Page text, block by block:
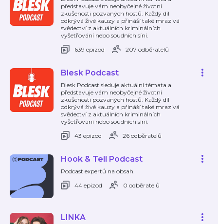
představuje vám neobyčejné životní
zkušenosti pozvaných hostů. Každý díl
odkrývá živé kauzy a přináší také mrazivá
svědectví z aktuálních kriminálních
vyšetřování nebo soudních síní.
639 epizod
207 odběratelů
Blesk Podcast
Blesk Podcast sleduje aktuální témata a
představuje vám neobyčejné životní
zkušenosti pozvaných hostů. Každý díl
odkrývá živé kauzy a přináší také mrazivá
svědectví z aktuálních kriminálních
vyšetřování nebo soudních síní.
43 epizod
26 odběratelů
Hook & Tell Podcast
Podcast expertů na obsah.
44 epizod
0 odběratelů
LINKA